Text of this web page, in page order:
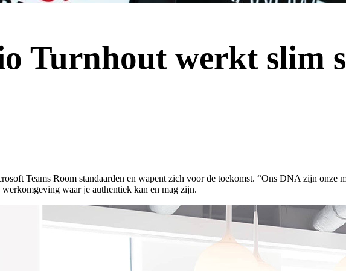
Turnhout werkt slim
Teams Room standaarden en wapent zich voor de toekomst. “Ons DNA zijn onze
waar je authentiek kan en mag zijn.